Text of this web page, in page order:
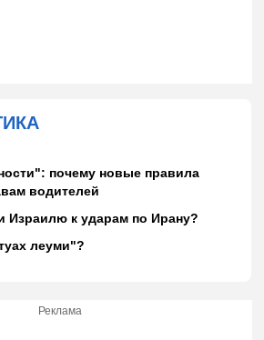
почему новые правила
водителей
Израилю к ударам по Ирану?
леуми"?
Реклама